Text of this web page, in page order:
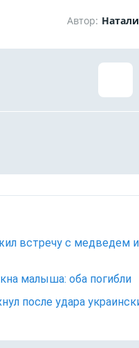
Автор:
встречу с медведем и
малыша: оба погибли
после удара